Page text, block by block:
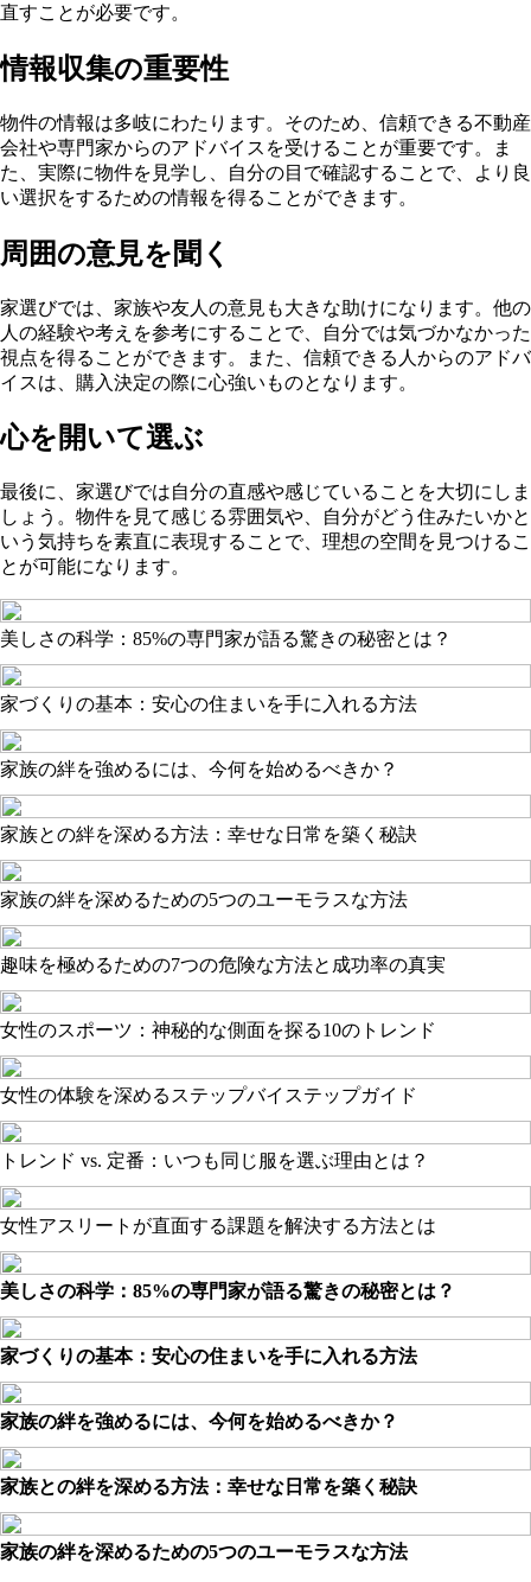
直すことが必要です。
情報収集の重要性
物件の情報は多岐にわたります。そのため、信頼できる不動産
会社や専門家からのアドバイスを受けることが重要です。ま
た、実際に物件を見学し、自分の目で確認することで、より良
い選択をするための情報を得ることができます。
周囲の意見を聞く
家選びでは、家族や友人の意見も大きな助けになります。他の
人の経験や考えを参考にすることで、自分では気づかなかった
視点を得ることができます。また、信頼できる人からのアドバ
イスは、購入決定の際に心強いものとなります。
心を開いて選ぶ
最後に、家選びでは自分の直感や感じていることを大切にしま
しょう。物件を見て感じる雰囲気や、自分がどう住みたいかと
いう気持ちを素直に表現することで、理想の空間を見つけるこ
とが可能になります。
美しさの科学：85%の専門家が語る驚きの秘密とは？
家づくりの基本：安心の住まいを手に入れる方法
家族の絆を強めるには、今何を始めるべきか？
家族との絆を深める方法：幸せな日常を築く秘訣
家族の絆を深めるための5つのユーモラスな方法
趣味を極めるための7つの危険な方法と成功率の真実
女性のスポーツ：神秘的な側面を探る10のトレンド
女性の体験を深めるステップバイステップガイド
トレンド vs. 定番：いつも同じ服を選ぶ理由とは？
女性アスリートが直面する課題を解決する方法とは
美しさの科学：85%の専門家が語る驚きの秘密とは？
家づくりの基本：安心の住まいを手に入れる方法
家族の絆を強めるには、今何を始めるべきか？
家族との絆を深める方法：幸せな日常を築く秘訣
家族の絆を深めるための5つのユーモラスな方法